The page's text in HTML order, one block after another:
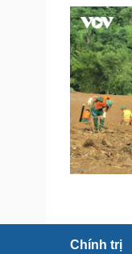
Chính trị